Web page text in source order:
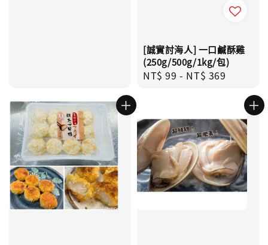
[誠實討海人] 一口鹹酥雞
(250g/500g/1kg/包)
Regular
NT$ 99 - NT$ 369